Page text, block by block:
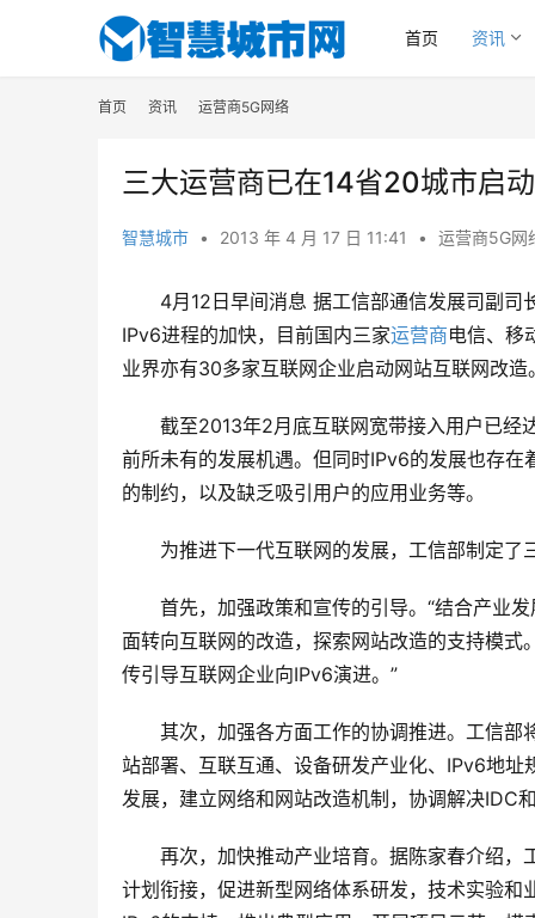
首页 资讯
首页 资讯 运营商5G网络
三大运营商已在14省20城市启
智慧城市 • 2013 年 4 月 17 日 11:41 • 运营商5G网
4月12日早间消息 据工信部通信发展司副司
IPv6进程的加快，目前国内三家运营商电信、移
业界亦有30多家互联网企业启动网站互联网改造。
截至2013年2月底互联网宽带接入用户已经
前所未有的发展机遇。但同时IPv6的发展也存
的制约，以及缺乏吸引用户的应用业务等。
为推进下一代互联网的发展，工信部制定了
首先，加强政策和宣传的引导。“结合产业
面转向互联网的改造，探索网站改造的支持模式
传引导互联网企业向IPv6演进。”
其次，加强各方面工作的协调推进。工信
站部署、互联互通、设备研发产业化、IPv6地
发展，建立网络和网站改造机制，协调解决IDC
再次，加快推动产业培育。据陈家春介绍
计划衔接，促进新型网络体系研发，技术实验